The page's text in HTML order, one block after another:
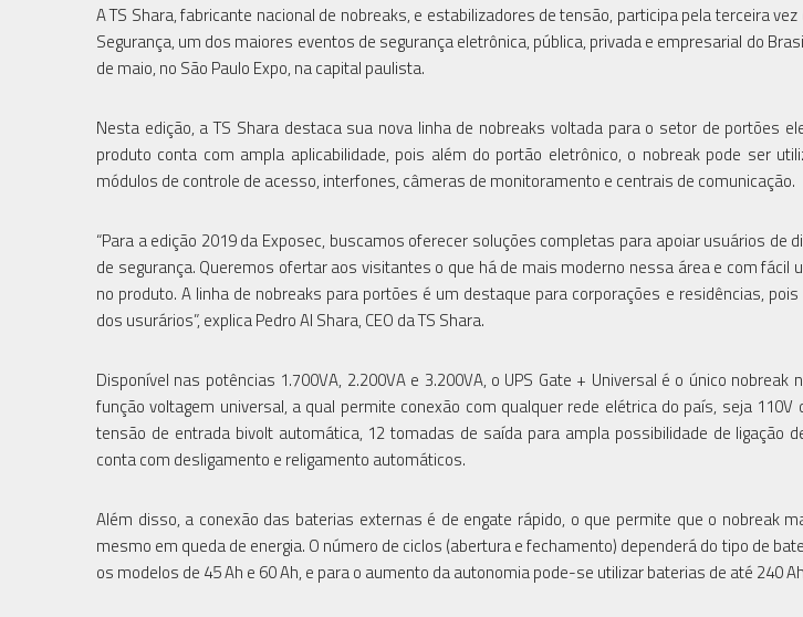
A TS Shara, fabricante nacional de nobreaks, e estabilizadores de tensão, participa pela terceira
Segurança, um dos maiores eventos de segurança eletrônica, pública, privada e empresarial do
de maio, no São Paulo Expo, na capital paulista.
Nesta edição, a TS Shara destaca sua nova linha de nobreaks voltada para o setor de portões
produto conta com ampla aplicabilidade, pois além do portão eletrônico, o nobreak pode ser
módulos de controle de acesso, interfones, câmeras de monitoramento e centrais de comunicação.
“Para a edição 2019 da Exposec, buscamos oferecer soluções completas para apoiar usuários de
de segurança. Queremos ofertar aos visitantes o que há de mais moderno nessa área e com fácil
no produto. A linha de nobreaks para portões é um destaque para corporações e residências,
dos usurários”, explica Pedro Al Shara, CEO da TS Shara.
Disponível nas potências 1.700VA, 2.200VA e 3.200VA, o UPS Gate + Universal é o único
função voltagem universal, a qual permite conexão com qualquer rede elétrica do país, seja 110V
tensão de entrada bivolt automática, 12 tomadas de saída para ampla possibilidade de ligação
conta com desligamento e religamento automáticos.
Além disso, a conexão das baterias externas é de engate rápido, o que permite que o nobreak
mesmo em queda de energia. O número de ciclos (abertura e fechamento) dependerá do tipo de
os modelos de 45 Ah e 60 Ah, e para o aumento da autonomia pode-se utilizar baterias de até 240